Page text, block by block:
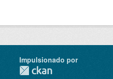
Impulsionado por